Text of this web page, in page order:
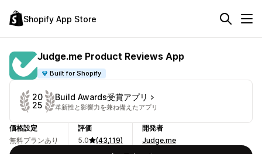
Shopify App Store
Judge.me Product Reviews App
Built for Shopify
20
25
Build Awards受賞アプリ
革新性と影響力を兼ね備えたアプリ
価格設定
無料プランあり
評価
5.0
(43,119)
開発者
Judge.me